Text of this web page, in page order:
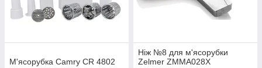
М'ясорубка Camry CR 4802
Ніж №8 для м'ясорубки
Zelmer ZMMA028X